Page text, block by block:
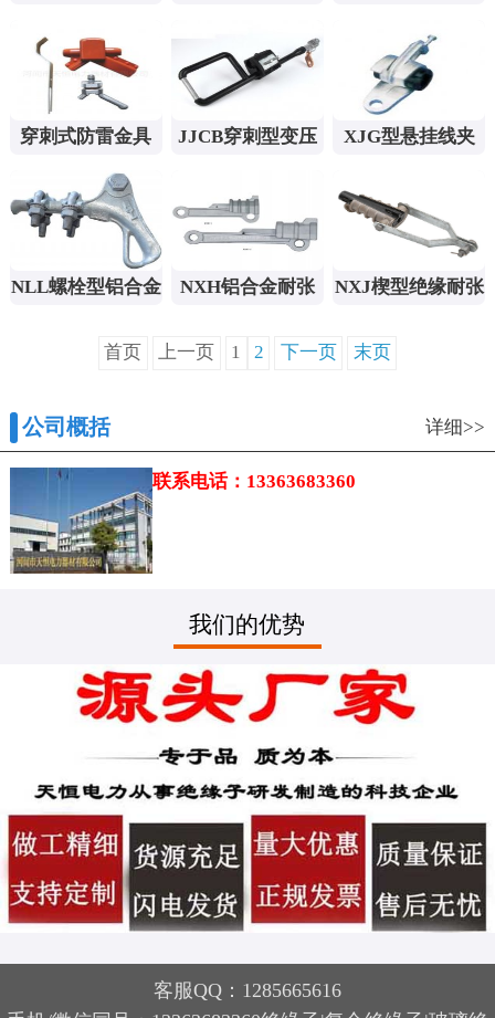
穿刺式防雷金具
JJCB穿刺型变压
XJG型悬挂线夹
NLL螺栓型铝合金
NXH铝合金耐张
NXJ楔型绝缘耐张
首页
上一页 1 2 下一页 末页
公司概括 详细>>
联系电话：13363683360
我们的优势
客服QQ：1285665616